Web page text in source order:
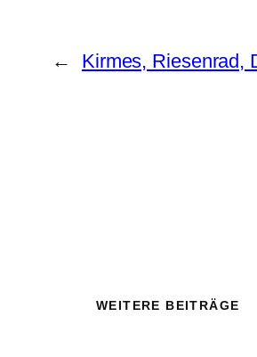
← Kirmes, Riesenrad,
WEITERE BEITRÄGE